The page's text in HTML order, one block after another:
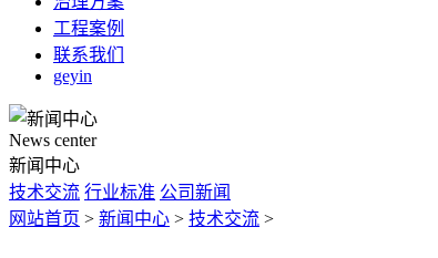
工程案例
联系我们
geyin
News center
新闻中心
技术交流 行业标准 公司新闻
网站首页 > 新闻中心 > 技术交流 >